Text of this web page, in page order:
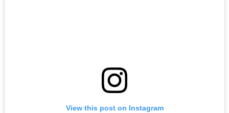
View this post on Instagram